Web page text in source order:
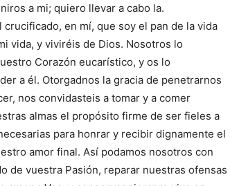
a mi; quiero llevar a cabo la.
en mí, que soy el pan de la vida
vida, y viviréis de Dios. Nosotros lo
Corazón eucarístico, y os lo
a él. Otorgadnos la gracia de penetrarnos
nos convidasteis a tomar y a comer
almas el propósito firme de ser fieles a
para honrar y recibir dignamente el
amor final. Así podamos nosotros con
de vuestra Pasión, reparar nuestras ofensas